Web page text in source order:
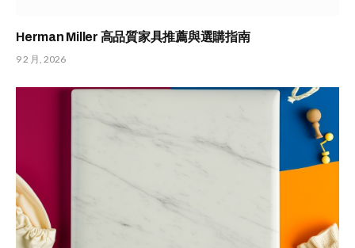
Herman Miller 高品質家具推薦與選購指南
9 2 月, 2026